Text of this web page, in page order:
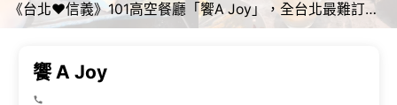
《台北❤️信義》101高空餐廳「饗A Joy」，全台北最難訂的吃到飽又來了！一客午餐3280值得嗎？巨大干貝、燒烤帝王蟹腳、爆卵香魚必吃！
饗 A Joy